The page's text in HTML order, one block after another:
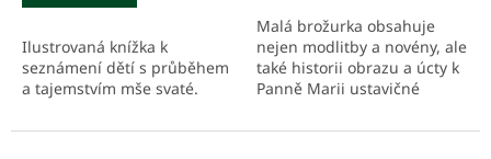
Ilustrovaná knížka k
seznámení dětí s průběhem
a tajemstvím mše svaté.
Malá brožurka obsahuje
nejen modlitby a novény, ale
také historii obrazu a úcty k
Panně Marii ustavičné